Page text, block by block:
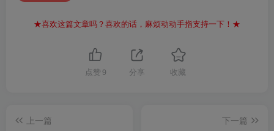
★喜欢这篇文章吗？喜欢的话，麻烦动动手指支持一下！★
点赞 9 分享 收藏
上一篇
下一篇